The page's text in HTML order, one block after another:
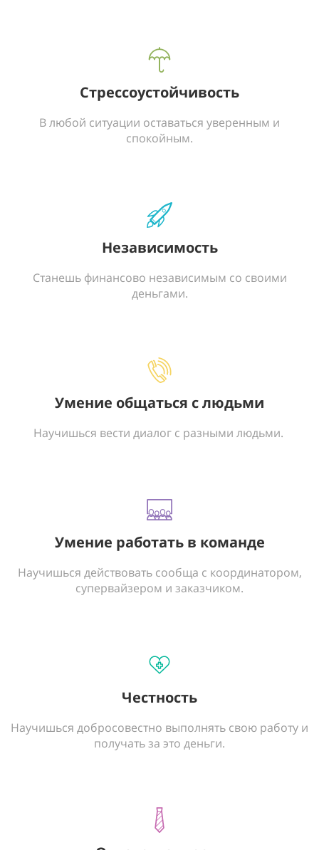
Стрессоустойчивость
В любой ситуации оставаться уверенным и
спокойным.
Независимость
Станешь финансово независимым со своими
деньгами.
Умение общаться с людьми
Научишься вести диалог с разными людьми.
Умение работать в команде
Научишься действовать сообща с координатором,
супервайзером и заказчиком.
Честность
Научишься добросовестно выполнять свою работу и
получать за это деньги.